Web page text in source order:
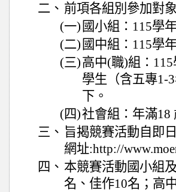
二、 前項各組別參加對
(一) 國小組：115學
(二) 國中組：115學
(三)高中(職)組：
學生（含五專1-
下。
(四)社會組：年滿18
三、 旨揭競賽活動自即
網址:http://
四、 本競賽活動國小組
名、佳作10名；高